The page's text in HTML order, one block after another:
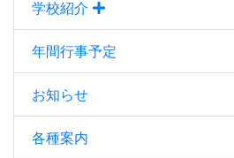
学校紹介
年間行事予定
お知らせ
各種案内